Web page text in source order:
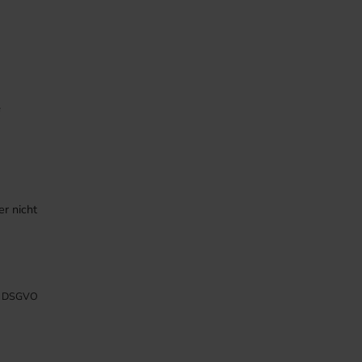
nicht
DSGVO